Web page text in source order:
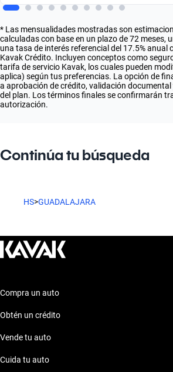
* Las mensualidades mostradas son
calculadas con base en un plazo de 72 meses,
una tasa de interés referencial del 17.5% anual
Kavak Crédito. Incluyen conceptos como
tarifa de servicio Kavak, los cuales pueden
aplica) según tus preferencias. La opción de
a aprobación de crédito, validación
del plan. Los términos finales se confirmarán
autorización.
Continúa tu búsqueda
HS>GUADALAJARA
Compra un auto
Obtén un crédito
Vende tu auto
Cuida tu auto